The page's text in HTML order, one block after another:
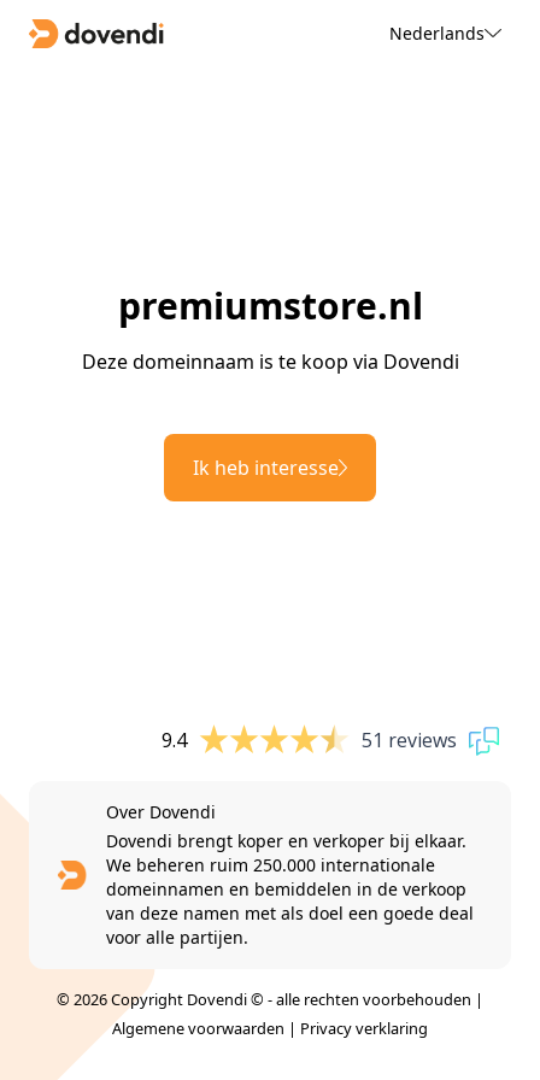
Nederlands
premiumstore.nl
Deze domeinnaam is te koop via Dovendi
Ik heb interesse
9.4 51 reviews
Over Dovendi
Dovendi brengt koper en verkoper bij elkaar.
We beheren ruim 250.000 internationale
domeinnamen en bemiddelen in de verkoop
van deze namen met als doel een goede deal
voor alle partijen.
© 2026 Copyright Dovendi © - alle rechten voorbehouden |
Algemene voorwaarden | Privacy verklaring